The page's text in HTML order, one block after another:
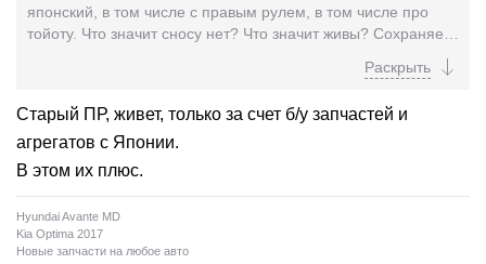
японский, в том числе с правым рулем, в том числе про
тойоту. Что значит сносу нет? Что значит живы? Сохраняет
Старый ПР, живет, только за счет б/у запчастей и
агрегатов с Японии.
В этом их плюс.
Hyundai Avante MD
Kia Optima 2017
Новые запчасти на любое авто